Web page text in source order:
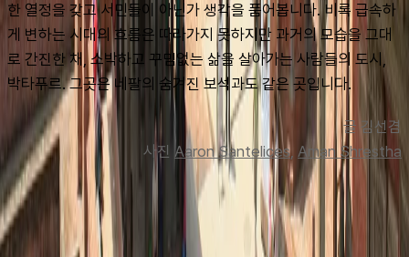
한 열정을 갖고 서민들이 아닌가 생각을 품어봅니다. 비록 급속하
게 변하는 시대의 흐름은 따라가지 못하지만 과거의 모습을 그대
로 간진한 채, 소박하고 꾸밈없는 삶을 살아가는 사람들의 도시,
박타푸르. 그곳은 네팔의 숨겨진 보석과도 같은 곳입니다.
글 김선겸
사진 Aaron Santelices, Aman Shrestha
여행지